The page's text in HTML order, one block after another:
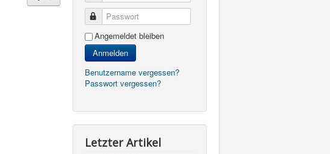
Passwort
Angemeldet bleiben
Anmelden
Benutzername vergessen?
Passwort vergessen?
Letzter Artikel